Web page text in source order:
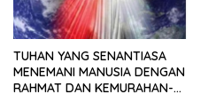
TUHAN YANG SENANTIASA
MENEMANI MANUSIA DENGAN
RAHMAT DAN KEMURAHAN-